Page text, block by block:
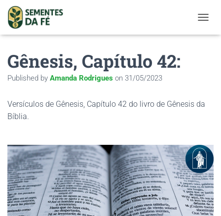
Gênesis, Capítulo 42:
Published by Amanda Rodrigues on 31/05/2023
Versículos de Gênesis, Capítulo 42 do livro de Gênesis da
Bíblia.